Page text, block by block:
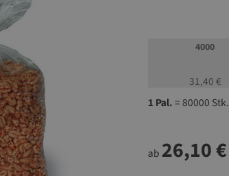
4000
31,40 €
1 Pal.= 80000 Stk.
ab 26,10 €